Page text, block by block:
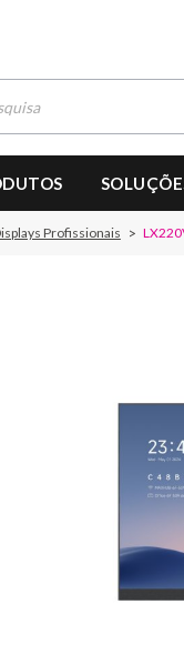
Profissionais